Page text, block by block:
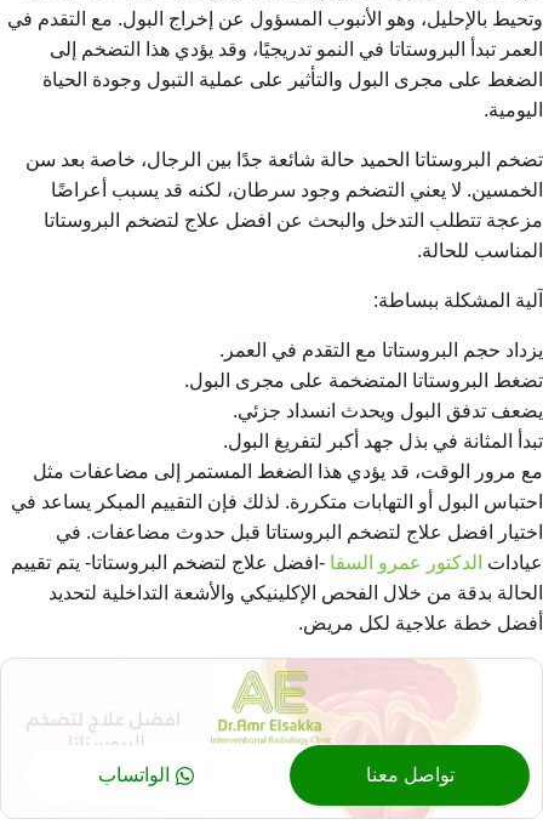
وتحيط بالإحليل، وهو الأنبوب المسؤول عن إخراج البول. مع التقدم في
العمر تبدأ البروستاتا في النمو تدريجيًا، وقد يؤدي هذا التضخم إلى
الضغط على مجرى البول والتأثير على عملية التبول وجودة الحياة
اليومية.
تضخم البروستاتا الحميد حالة شائعة جدًا بين الرجال، خاصة بعد سن
الخمسين. لا يعني التضخم وجود سرطان، لكنه قد يسبب أعراضًا
مزعجة تتطلب التدخل والبحث عن افضل علاج لتضخم البروستاتا
المناسب للحالة.
آلية المشكلة ببساطة:
يزداد حجم البروستاتا مع التقدم في العمر.
تضغط البروستاتا المتضخمة على مجرى البول.
يضعف تدفق البول ويحدث انسداد جزئي.
تبدأ المثانة في بذل جهد أكبر لتفريغ البول.
مع مرور الوقت، قد يؤدي هذا الضغط المستمر إلى مضاعفات مثل
احتباس البول أو التهابات متكررة. لذلك فإن التقييم المبكر يساعد في
اختيار افضل علاج لتضخم البروستاتا قبل حدوث مضاعفات. في
عيادات الدكتور عمرو السقا -افضل علاج لتضخم البروستاتا- يتم تقييم
الحالة بدقة من خلال الفحص الإكلينيكي والأشعة التداخلية لتحديد
أفضل خطة علاجية لكل مريض.
تواصل معنا الواتساب